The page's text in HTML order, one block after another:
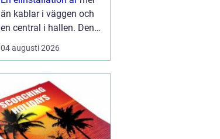
än kablar i väggen och
en central i hallen. Den
påverkar säkerhet,
komfort, energikostnader
att bygga ut med till
exempel solceller eller
elbilsladdn...
04 augusti 2026